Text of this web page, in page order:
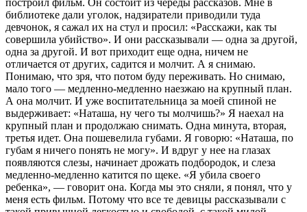
библиотеке дали уголок, надзиратели приводили туда
девчонок, я сажал их на стул и просил: «Расскажи, как ты
совершила убийство». И они рассказывали — одна за другой,
одна за другой. И вот приходит еще одна, ничем не
отличается от других, садится и молчит. А я снимаю.
Понимаю, что зря, что потом буду переживать. Но снимаю,
мало того — медленно-медленно наезжаю на крупный план.
А она молчит. И уже воспитательница за моей спиной не
выдерживает: «Наташа, ну чего ты молчишь?» Я наехал на
крупный план и продолжаю снимать. Одна минута, вторая,
третья идет. Она пошевелила губами. Я говорю: «Наташа, по
губам я ничего понять не могу». И вдруг у нее на глазах
появляются слезы, начинает дрожать подбородок, и слеза
медленно-медленно катится по щеке. «Я убила своего
ребенка», — говорит она. Когда мы это сняли, я понял, что у
меня есть фильм. Потому что все те девицы рассказывали с